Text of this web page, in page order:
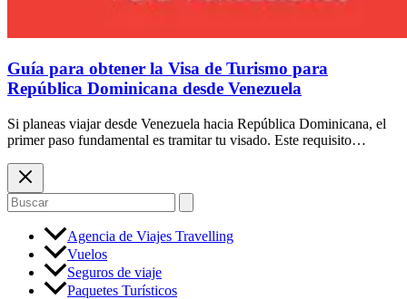
Guía para obtener la Visa de Turismo para
República Dominicana desde Venezuela
Si planeas viajar desde Venezuela hacia República Dominicana, el
primer paso fundamental es tramitar tu visado. Este requisito…
Buscar
por:
Agencia de Viajes Travelling
Vuelos
Seguros de viaje
Paquetes Turísticos